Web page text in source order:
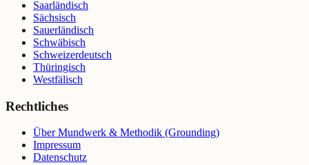
Saarländisch
Sächsisch
Sauerländisch
Schwäbisch
Schweizerdeutsch
Thüringisch
Westfälisch
Rechtliches
Über Mundwerk & Methodik (Grounding)
Impressum
Datenschutz